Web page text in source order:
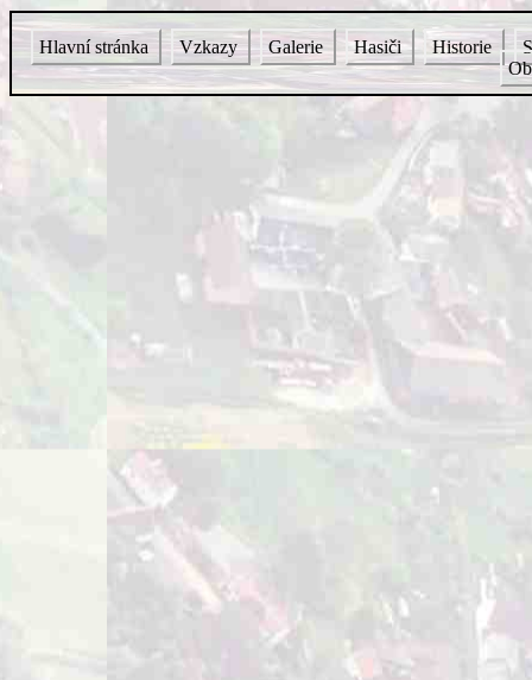
Hlavní stránka Vzkazy Galerie Hasiči Historie